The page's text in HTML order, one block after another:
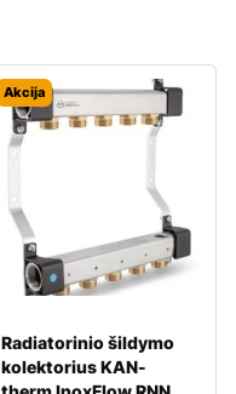
Akcija
Radiatorinio šildymo
kolektorius KAN-